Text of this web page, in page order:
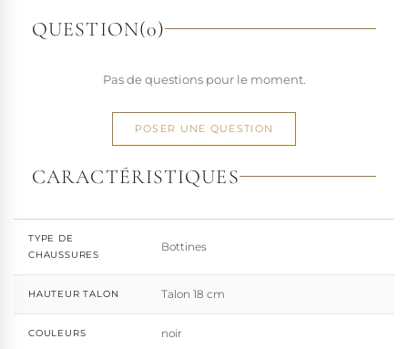
elle a étendu son savoir-faire à d'autres univers. Pleaser est
aujourd'hui distribuée dans 110 pays.
de la mode, Pleaser propose des collections ultra féminines
une large gamme de pointures. Parce qu'un style ne
devrait jamais se réduire à une question de centimètres, la
marque défend une idée simple : permettre à chacun
d'exprimer, sans contrainte, qui il veut être.
QUESTION(0)
Pas de questions pour le moment.
POSER UNE QUESTION
CARACTÉRISTIQUES
TYPE DE
CHAUSSURES
Bottines
HAUTEUR TALON Talon 18 cm
COULEURS noir